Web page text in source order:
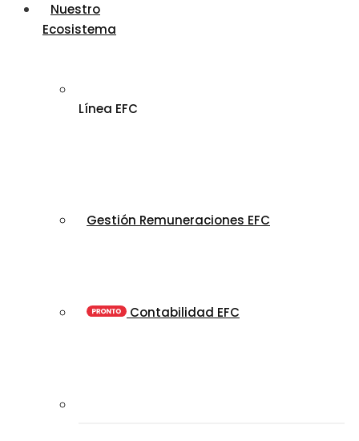
Nuestro
Ecosistema
Línea EFC
Gestión Remuneraciones EFC
Contabilidad EFC